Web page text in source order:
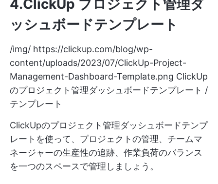
4.ClickUp プロジェクト管理ダ
ッシュボードテンプレート
/img/ https://clickup.com/blog/wp-
content/uploads/2023/07/ClickUp-Project-
Management-Dashboard-Template.png ClickUp
のプロジェクト管理ダッシュボードテンプレート /
テンプレート
ClickUpのプロジェクト管理ダッシュボードテンプ
レートを使って、プロジェクトの管理、チームマ
ネージャーの生産性の追跡、作業負荷のバランス
を一つのスペースで管理しましょう。